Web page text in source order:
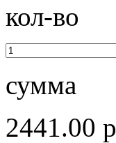
кол-во
сумма
2441.00